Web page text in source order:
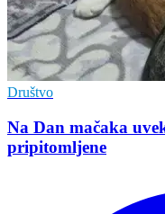
Društvo
Na Dan mačaka
pripitomljene